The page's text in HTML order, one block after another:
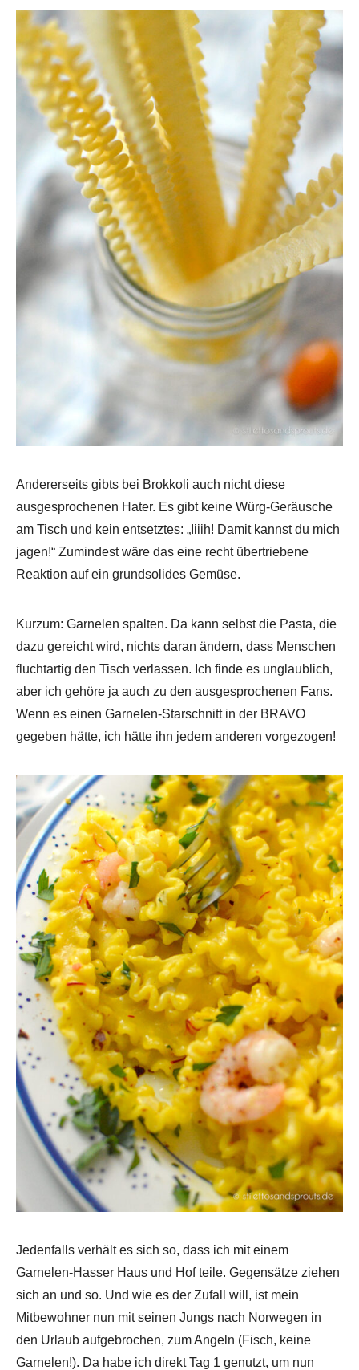
Andererseits gibts bei Brokkoli auch nicht diese
ausgesprochenen Hater. Es gibt keine Würg-Geräusche
am Tisch und kein entsetztes: „Iiiih! Damit kannst du mich
jagen!“ Zumindest wäre das eine recht übertriebene
Reaktion auf ein grundsolides Gemüse.
Kurzum: Garnelen spalten. Da kann selbst die Pasta, die
dazu gereicht wird, nichts daran ändern, dass Menschen
fluchtartig den Tisch verlassen. Ich finde es unglaublich,
aber ich gehöre ja auch zu den ausgesprochenen Fans.
Wenn es einen Garnelen-Starschnitt in der BRAVO
gegeben hätte, ich hätte ihn jedem anderen vorgezogen!
Jedenfalls verhält es sich so, dass ich mit einem
Garnelen-Hasser Haus und Hof teile. Gegensätze ziehen
sich an und so. Und wie es der Zufall will, ist mein
Mitbewohner nun mit seinen Jungs nach Norwegen in
den Urlaub aufgebrochen, zum Angeln (Fisch, keine
Garnelen!). Da habe ich direkt Tag 1 genutzt, um nun